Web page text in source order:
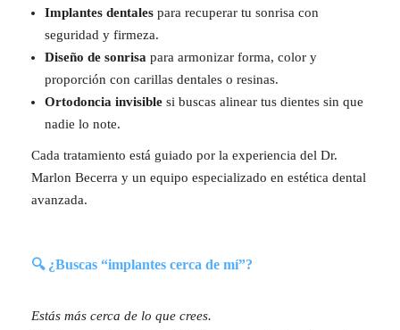
Implantes dentales para recuperar tu sonrisa con
seguridad y firmeza.
Diseño de sonrisa para armonizar forma, color y
proporción con carillas dentales o resinas.
Ortodoncia invisible si buscas alinear tus dientes sin que
nadie lo note.
Cada tratamiento está guiado por la experiencia del Dr.
Marlon Becerra y un equipo especializado en estética dental
avanzada.
🔍 ¿Buscas “implantes cerca de mí”?
Estás más cerca de lo que crees.